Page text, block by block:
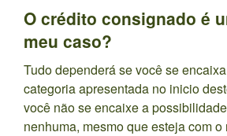
O crédito consignado é
meu caso?
Tudo dependerá se você se
categoria apresentada no inicio
você não se encaixe a
nenhuma, mesmo que esteja com o